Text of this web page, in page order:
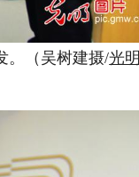
。（吴树建摄/光明